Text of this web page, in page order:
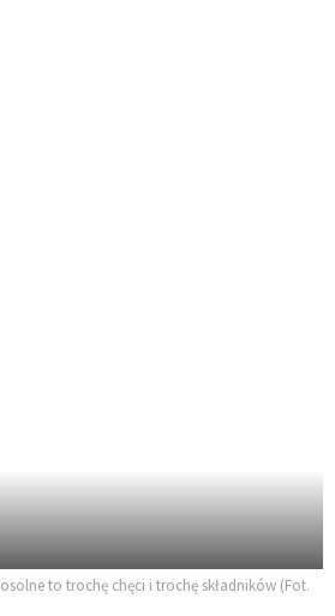
to trochę chęci i trochę składników (Fot.